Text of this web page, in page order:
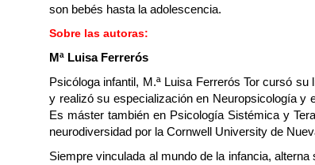
son bebés hasta la adolescencia.
Sobre las autoras:
Mª Luisa Ferrerós
Psicóloga infantil, M.ª Luisa Ferrerós Tor cursó
y realizó su especialización en Neuropsicología y
Es máster también en Psicología Sistémica y
neurodiversidad por la Cornwell University de
Siempre vinculada al mundo de la infancia,